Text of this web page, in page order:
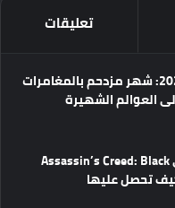
تعليقات
ألعاب أغسطس 2026: شهر مزدحم بالمغامرات
العوالم الشهيرة
جميع الأسلحة في Assassin’s Creed: Black